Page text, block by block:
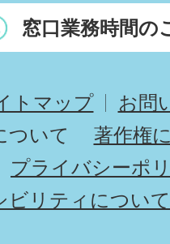
窓口業務時間の
トマップ
お問
ついて
著作権
プライバシーポ
ビリティについて